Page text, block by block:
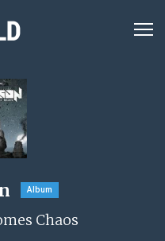
Album
Chaos